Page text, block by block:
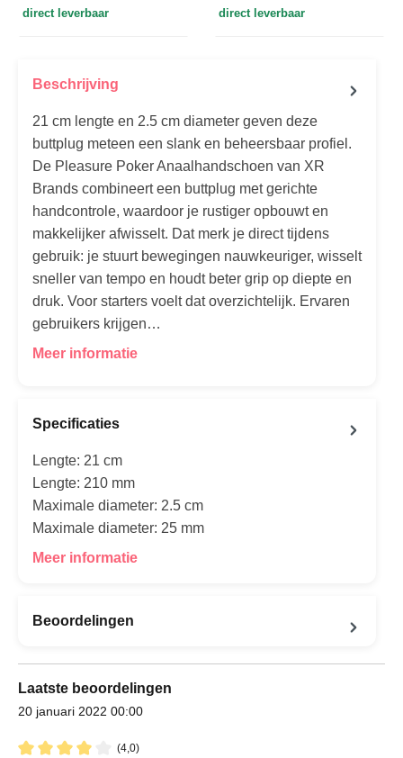
direct leverbaar direct leverbaar
Beschrijving
21 cm lengte en 2.5 cm diameter geven deze
buttplug meteen een slank en beheersbaar profiel.
De Pleasure Poker Anaalhandschoen van XR
Brands combineert een buttplug met gerichte
handcontrole, waardoor je rustiger opbouwt en
makkelijker afwisselt. Dat merk je direct tijdens
gebruik: je stuurt bewegingen nauwkeuriger, wisselt
sneller van tempo en houdt beter grip op diepte en
druk. Voor starters voelt dat overzichtelijk. Ervaren
gebruikers krijgen…
Meer informatie
Specificaties
Lengte: 21 cm
Lengte: 210 mm
Maximale diameter: 2.5 cm
Maximale diameter: 25 mm
Meer informatie
Beoordelingen
Laatste beoordelingen
20 januari 2022 00:00
(4,0)